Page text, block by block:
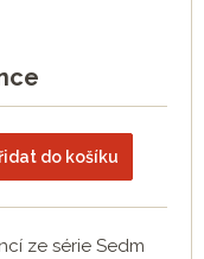
do košíku
ze série Sedm